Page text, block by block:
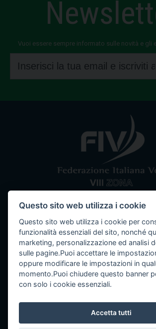
Vuoi essere sempre informato sulle novità e gli
Comitato VIII ZonaFederazione
Tel / Fax: 080 5351067 Email:
ottavazona@pec.itStadio della Vittoria, 4
C.F. 95003780103
Seguici su
Questo sito web utilizza i cookie
Questo sito web utilizza i cookie per
funzionalità essenziali del sito, nonché
marketing, personalizzazione ed analisi
sulle pagine.Puoi accettare le
oppure modificare le impostazioni in
momento.Puoi chiudere questo banner
con solo i cookie essenziali.
Accetta tutti